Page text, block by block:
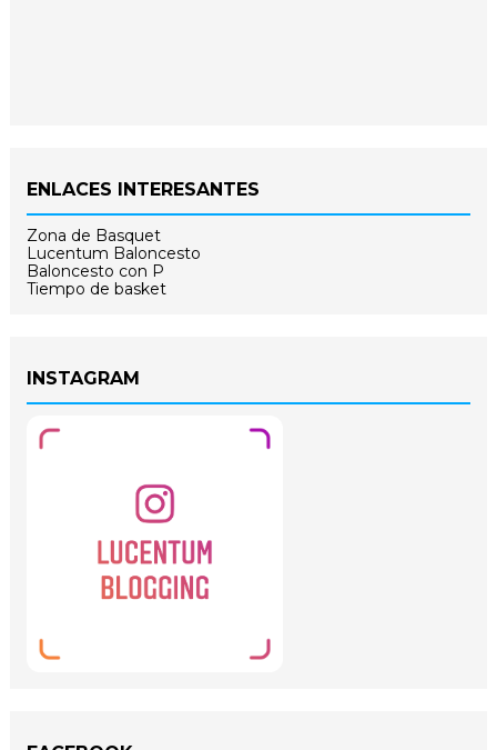
ENLACES INTERESANTES
Zona de Basquet
Lucentum Baloncesto
Baloncesto con P
Tiempo de basket
INSTAGRAM